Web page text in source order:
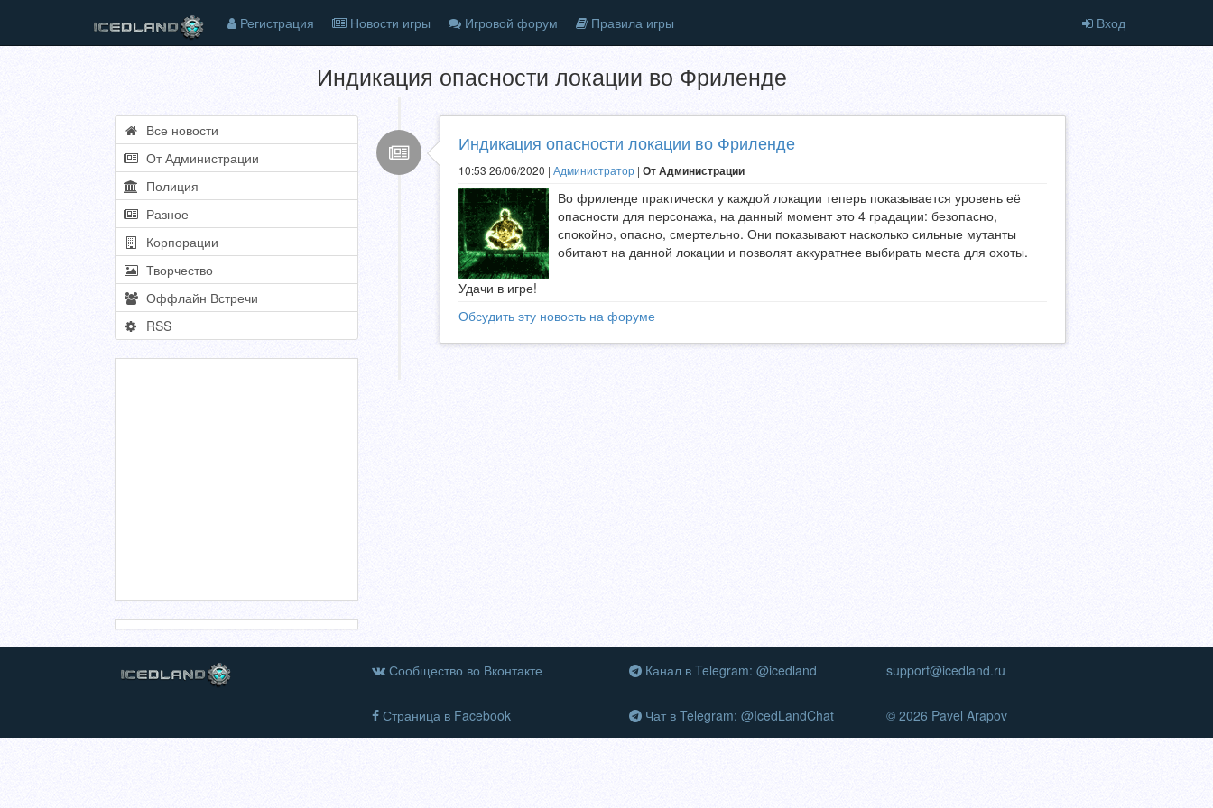
Регистрация Новости игры Игровой форум Правила игры Вход
Индикация опасности локации во Фриленде
Все новости
От Администрации
Полиция
Разное
Корпорации
Творчество
Оффлайн Встречи
RSS
Индикация опасности локации во Фриленде
10:53 26/06/2020 | Администратор | От Администрации
Во фриленде практически у каждой локации теперь показывается уровень её
опасности для персонажа, на данный момент это 4 градации: безопасно,
спокойно, опасно, смертельно. Они показывают насколько сильные мутанты
обитают на данной локации и позволят аккуратнее выбирать места для охоты.
Удачи в игре!
Обсудить эту новость на форуме
Сообщество во Вконтакте
Страница в Facebook
Канал в Telegram: @icedland
Чат в Telegram: @IcedLandChat
support@icedland.ru
© 2026 Pavel Arapov